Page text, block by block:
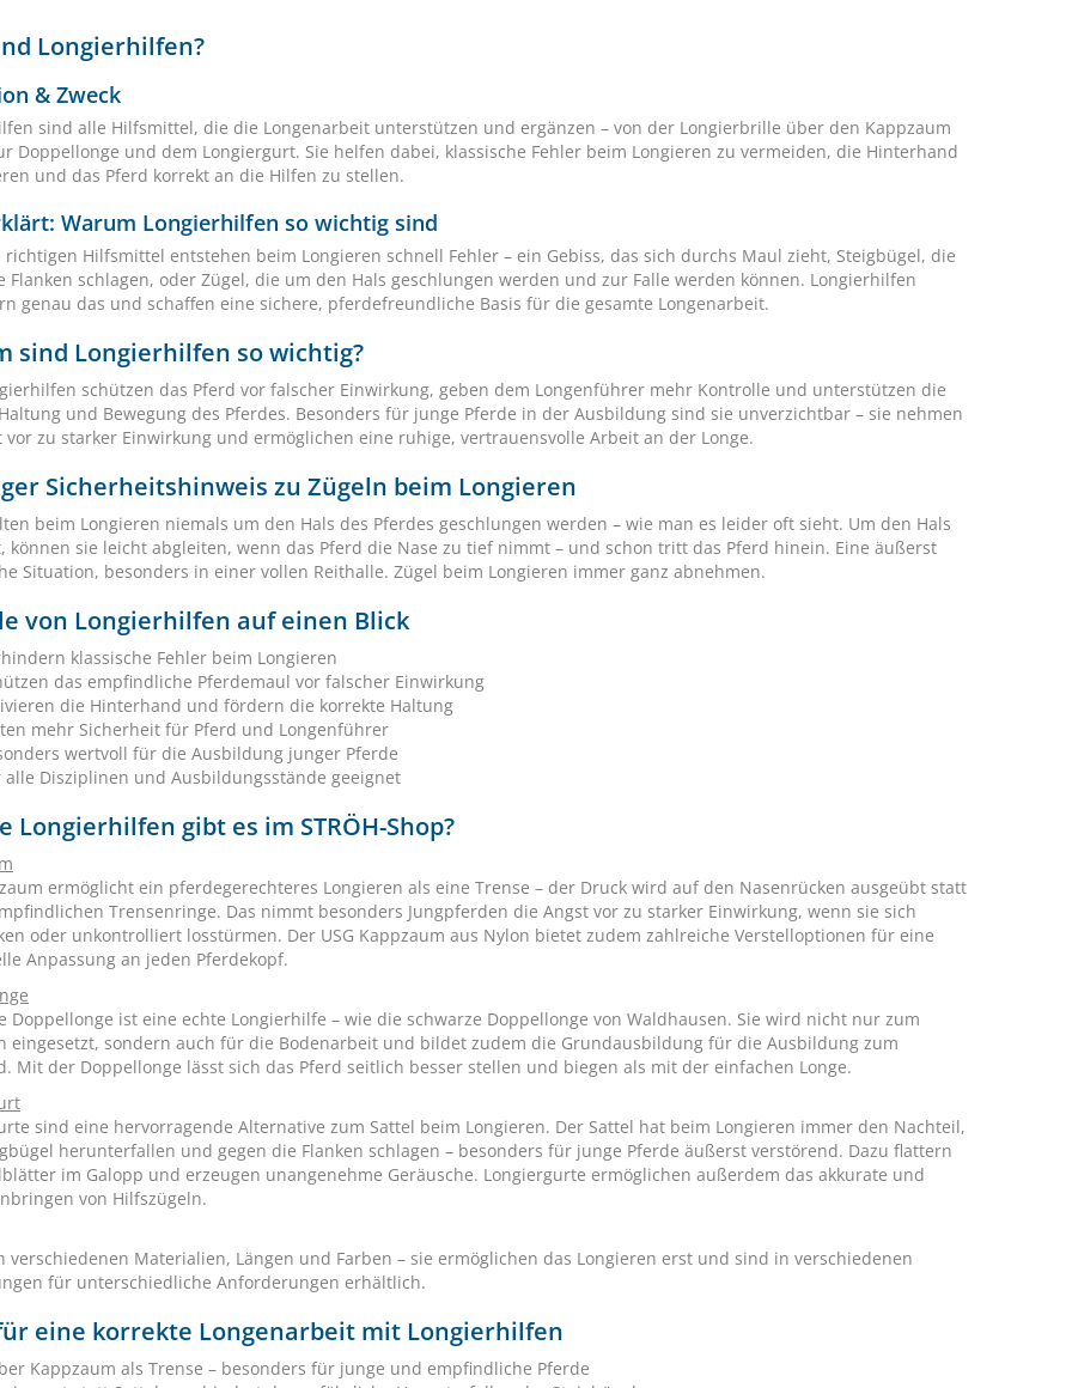
Longierhilfen?
& Zweck
sind alle Hilfsmittel, die die Longenarbeit unterstützen und ergänzen – von der Longierbrille über den Kappzaum
Doppellonge und dem Longiergurt. Sie helfen dabei, klassische Fehler beim Longieren zu vermeiden, die Hinterhand
und das Pferd korrekt an die Hilfen zu stellen.
Warum Longierhilfen so wichtig sind
richtigen Hilfsmittel entstehen beim Longieren schnell Fehler – ein Gebiss, das sich durchs Maul zieht, Steigbügel, die
Flanken schlagen, oder Zügel, die um den Hals geschlungen werden und zur Falle werden können. Longierhilfen
genau das und schaffen eine sichere, pferdefreundliche Basis für die gesamte Longenarbeit.
sind Longierhilfen so wichtig?
schützen das Pferd vor falscher Einwirkung, geben dem Longenführer mehr Kontrolle und unterstützen die
und Bewegung des Pferdes. Besonders für junge Pferde in der Ausbildung sind sie unverzichtbar – sie nehmen
vor zu starker Einwirkung und ermöglichen eine ruhige, vertrauensvolle Arbeit an der Longe.
Sicherheitshinweis zu Zügeln beim Longieren
beim Longieren niemals um den Hals des Pferdes geschlungen werden – wie man es leider oft sieht. Um den Hals
können sie leicht abgleiten, wenn das Pferd die Nase zu tief nimmt – und schon tritt das Pferd hinein. Eine äußerst
Situation, besonders in einer vollen Reithalle. Zügel beim Longieren immer ganz abnehmen.
von Longierhilfen auf einen Blick
klassische Fehler beim Longieren
das empfindliche Pferdemaul vor falscher Einwirkung
die Hinterhand und fördern die korrekte Haltung
mehr Sicherheit für Pferd und Longenführer
wertvoll für die Ausbildung junger Pferde
alle Disziplinen und Ausbildungsstände geeignet
Longierhilfen gibt es im STRÖH-Shop?
ermöglicht ein pferdegerechteres Longieren als eine Trense – der Druck wird auf den Nasenrücken ausgeübt statt
Trensenringe. Das nimmt besonders Jungpferden die Angst vor zu starker Einwirkung, wenn sie sich
oder unkontrolliert losstürmen. Der USG Kappzaum aus Nylon bietet zudem zahlreiche Verstelloptionen für eine
Anpassung an jeden Pferdekopf.
Doppellonge ist eine echte Longierhilfe – wie die schwarze Doppellonge von Waldhausen. Sie wird nicht nur zum
eingesetzt, sondern auch für die Bodenarbeit und bildet zudem die Grundausbildung für die Ausbildung zum
Mit der Doppellonge lässt sich das Pferd seitlich besser stellen und biegen als mit der einfachen Longe.
sind eine hervorragende Alternative zum Sattel beim Longieren. Der Sattel hat beim Longieren immer den Nachteil,
herunterfallen und gegen die Flanken schlagen – besonders für junge Pferde äußerst verstörend. Dazu flattern
im Galopp und erzeugen unangenehme Geräusche. Longiergurte ermöglichen außerdem das akkurate und
von Hilfszügeln.
verschiedenen Materialien, Längen und Farben – sie ermöglichen das Longieren erst und sind in verschiedenen
für unterschiedliche Anforderungen erhältlich.
eine korrekte Longenarbeit mit Longierhilfen
Kappzaum als Trense – besonders für junge und empfindliche Pferde